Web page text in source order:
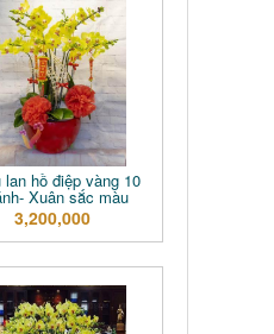
lan hồ điệp vàng 10
Xuân sắc màu
3,200,000